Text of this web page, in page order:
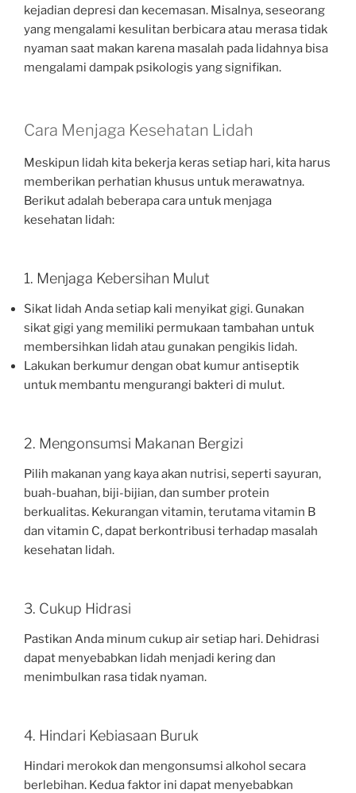
kejadian depresi dan kecemasan. Misalnya, seseorang
yang mengalami kesulitan berbicara atau merasa tidak
nyaman saat makan karena masalah pada lidahnya bisa
mengalami dampak psikologis yang signifikan.
Cara Menjaga Kesehatan Lidah
Meskipun lidah kita bekerja keras setiap hari, kita harus
memberikan perhatian khusus untuk merawatnya.
Berikut adalah beberapa cara untuk menjaga
kesehatan lidah:
1. Menjaga Kebersihan Mulut
Sikat lidah Anda setiap kali menyikat gigi. Gunakan
sikat gigi yang memiliki permukaan tambahan untuk
membersihkan lidah atau gunakan pengikis lidah.
Lakukan berkumur dengan obat kumur antiseptik
untuk membantu mengurangi bakteri di mulut.
2. Mengonsumsi Makanan Bergizi
Pilih makanan yang kaya akan nutrisi, seperti sayuran,
buah-buahan, biji-bijian, dan sumber protein
berkualitas. Kekurangan vitamin, terutama vitamin B
dan vitamin C, dapat berkontribusi terhadap masalah
kesehatan lidah.
3. Cukup Hidrasi
Pastikan Anda minum cukup air setiap hari. Dehidrasi
dapat menyebabkan lidah menjadi kering dan
menimbulkan rasa tidak nyaman.
4. Hindari Kebiasaan Buruk
Hindari merokok dan mengonsumsi alkohol secara
berlebihan. Kedua faktor ini dapat menyebabkan